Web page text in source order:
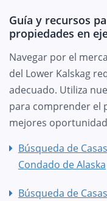
Guía y recursos
propiedades en
Navegar por el
del Lower Kalskag
adecuado. Utiliza
para comprender el
mejores
Búsqueda de
Condado de Alaska
Búsqueda de